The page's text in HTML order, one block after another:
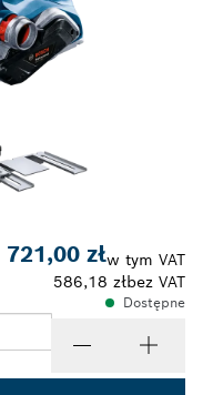
721,00 złw tym VAT
586,18 złbez VAT
Dostępne